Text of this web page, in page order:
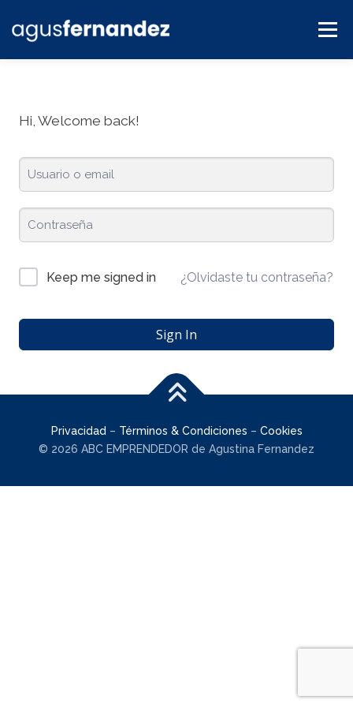
Menú
Hi, Welcome back!
Keep me signed in ¿Olvidaste tu contraseña?
Sign In
Privacidad – Términos & Condiciones – Cookies
© 2026 ABC EMPRENDEDOR de Agustina Fernandez